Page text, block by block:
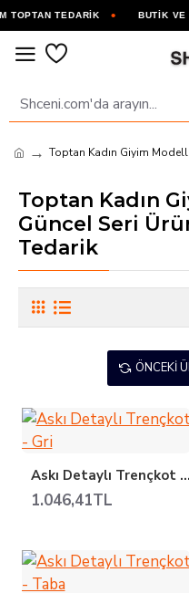
TEDARİK BUTİK VE
Toptan Kadın Giyim
Toptan Kadın
Güncel Seri
Tedarik
ÖNCEKI
Askı Detaylı Trençkot - Gri
1.046,41TL